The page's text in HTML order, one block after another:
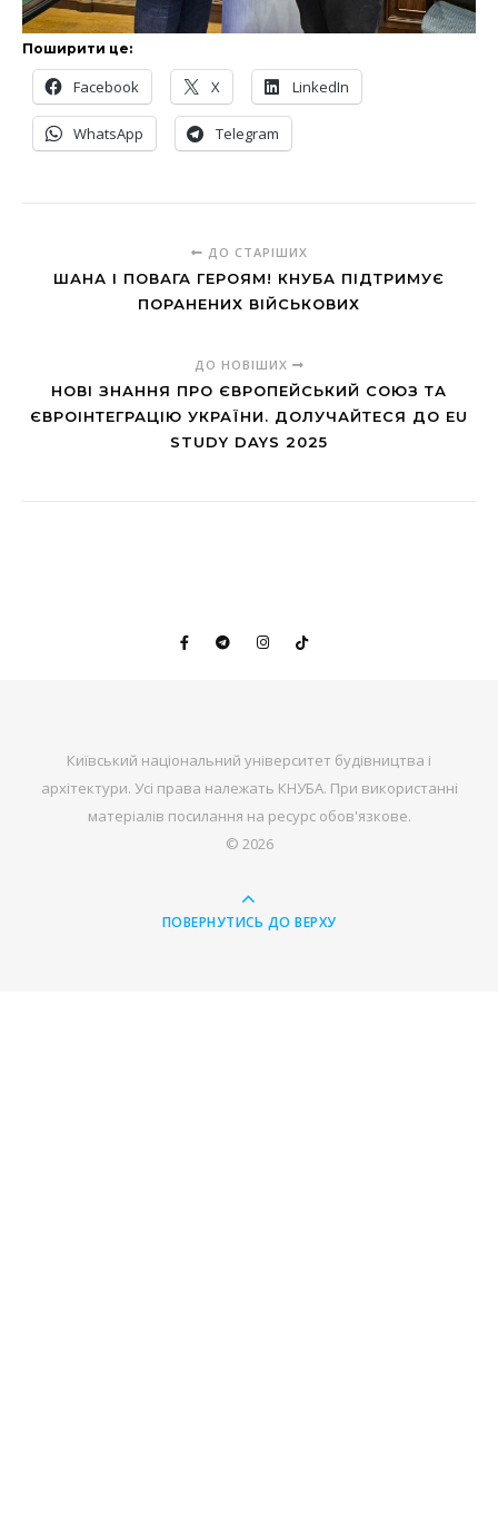
Поширити це:
Facebook X LinkedIn
WhatsApp Telegram
ДО СТАРІШИХ
ШАНА І ПОВАГА ГЕРОЯМ! КНУБА ПІДТРИМУЄ
ПОРАНЕНИХ ВІЙСЬКОВИХ
ДО НОВІШИХ
НОВІ ЗНАННЯ ПРО ЄВРОПЕЙСЬКИЙ СОЮЗ ТА
ЄВРОІНТЕГРАЦІЮ УКРАЇНИ. ДОЛУЧАЙТЕСЯ ДО EU
STUDY DAYS 2025
Київський національний університет будівництва і
архітектури. Усі права належать КНУБА. При використанні
матеріалів посилання на ресурс обов'язкове.
© 2026
ПОВЕРНУТИСЬ ДО ВЕРХУ